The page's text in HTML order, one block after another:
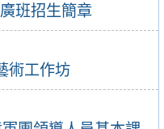
班招生簡章
術工作坊